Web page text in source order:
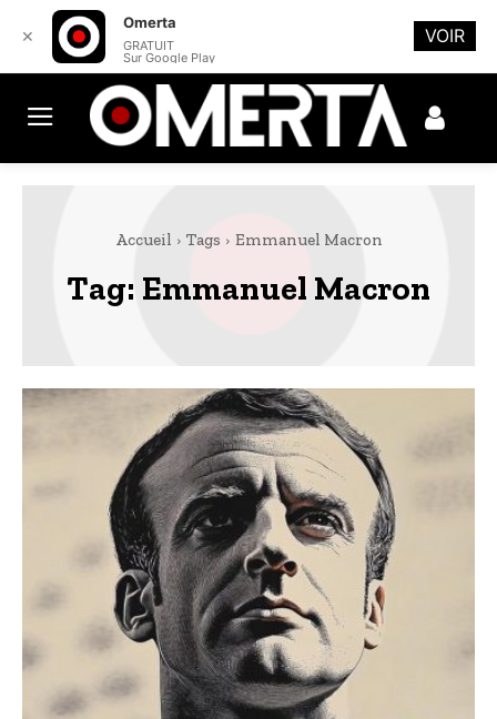
Accueil Tags Emmanuel Macron
Tag: Emmanuel Macron
✕
Omerta
GRATUIT
Sur Google Play
VOIR